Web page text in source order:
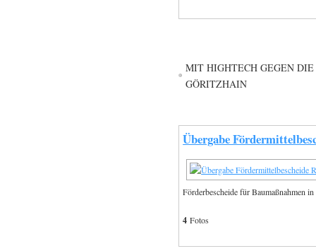
MIT HIGHTECH GEGEN
GÖRITZHAIN
Übergabe
Förderbescheide für Baumaßnahmen
4 Fotos